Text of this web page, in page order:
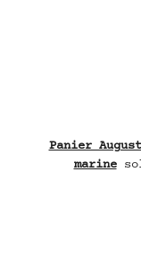
Panier
marine